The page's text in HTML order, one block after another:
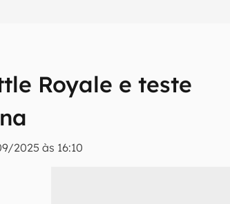
Royale e teste
2025 às 16:10
sobre tecnologia em primeira